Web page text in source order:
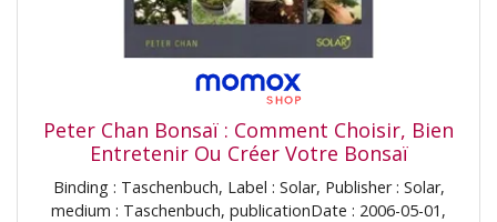
Peter Chan Bonsaï : Comment Choisir, Bien
Entretenir Ou Créer Votre Bonsaï
Binding : Taschenbuch, Label : Solar, Publisher : Solar,
medium : Taschenbuch, publicationDate : 2006-05-01,